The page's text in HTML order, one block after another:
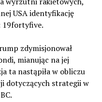
USA identyfikację
19fortyfive.
zdymisjonował
mianując na jej
ta nastąpiła w obliczu
dotyczących strategii w